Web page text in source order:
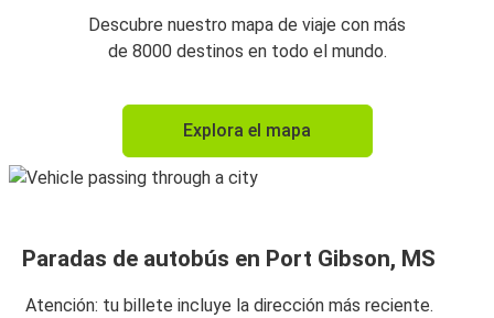
Descubre nuestro mapa de viaje con más
de 8000 destinos en todo el mundo.
Explora el mapa
Paradas de autobús en Port Gibson, MS
Atención: tu billete incluye la dirección más reciente.